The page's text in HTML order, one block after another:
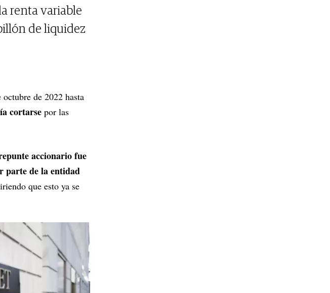
renta variable
de liquidez
de 2022 hasta
cortarse por las
accionario fue
parte de la entidad
que esto ya se